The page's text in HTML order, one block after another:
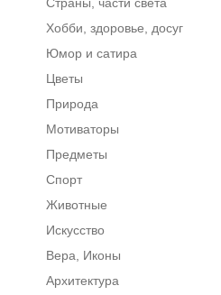
Хобби, здоровье, досуг
Юмор и сатира
Цветы
Природа
Мотиваторы
Предметы
Спорт
Животные
Искусство
Вера, Иконы
Архитектура